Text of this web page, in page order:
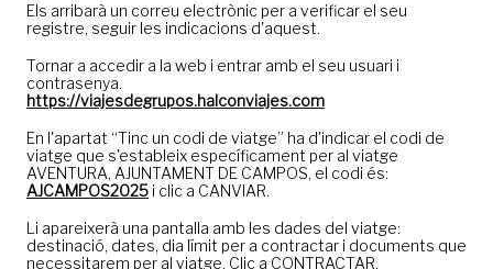
Els arribarà un correu electrònic per a verificar el seu
registre, seguir les indicacions d'aquest.
Tornar a accedir a la web i entrar amb el seu usuari i
contrasenya.
https://viajesdegrupos.halconviajes.com
En l'apartat “Tinc un codi de viatge” ha d'indicar el codi de
viatge que s'estableix específicament per al viatge
AVENTURA, AJUNTAMENT DE CAMPOS, el codi és:
AJCAMPOS2025 i clic a CANVIAR.
Li apareixerà una pantalla amb les dades del viatge:
destinació, dates, dia límit per a contractar i documents que
necessitarem per al viatge. Clic a CONTRACTAR.